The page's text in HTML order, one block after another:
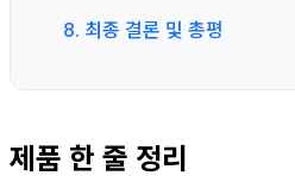
8. 최종 결론 및 총평
제품 한 줄 정리